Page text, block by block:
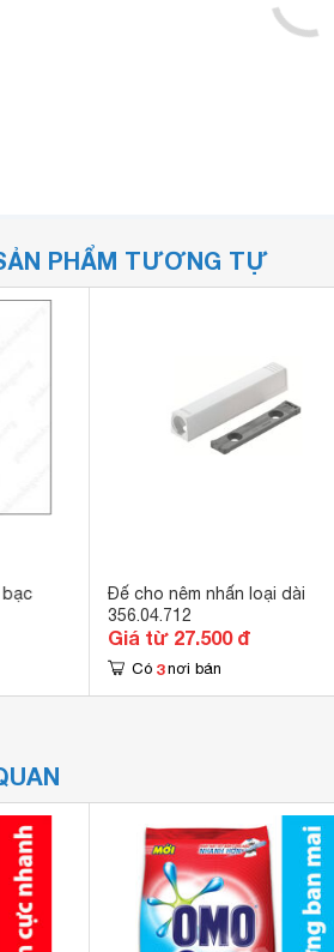
PHẨM TƯƠNG TỰ
bạc
Đế cho nêm nhấn loại dài
356.04.712
Giá từ 27.500 đ
Có 3 nơi bán